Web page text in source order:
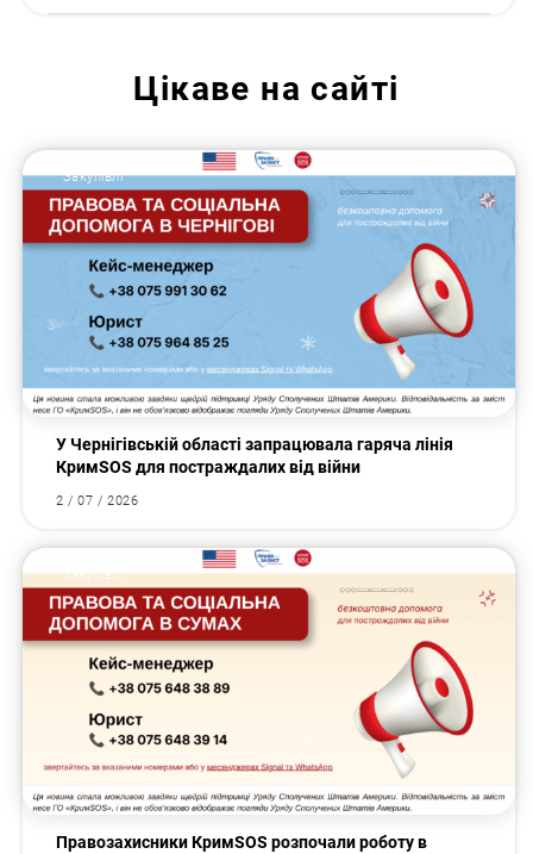
Цікаве на сайті
Закупівлі
У Чернігівській області запрацювала гаряча лінія
КримSOS для постраждалих від війни
2 / 07 / 2026
Закупівлі
Правозахисники КримSOS розпочали роботу в